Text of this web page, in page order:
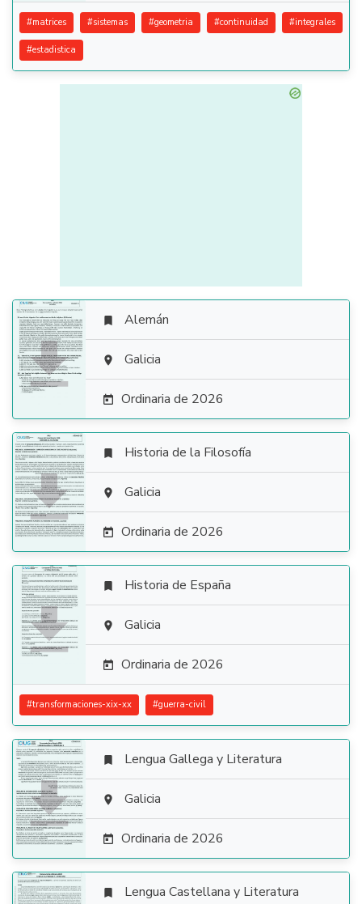
#matrices #sistemas #geometria #continuidad #integrales
#estadistica

 Alemán
 Galicia
 Ordinaria de 2026

 Historia de la Filosofía
 Galicia
 Ordinaria de 2026

 Historia de España
 Galicia
 Ordinaria de 2026
#transformaciones-xix-xx #guerra-civil

 Lengua Gallega y Literatura
 Galicia
 Ordinaria de 2026
 Lengua Castellana y Literatura